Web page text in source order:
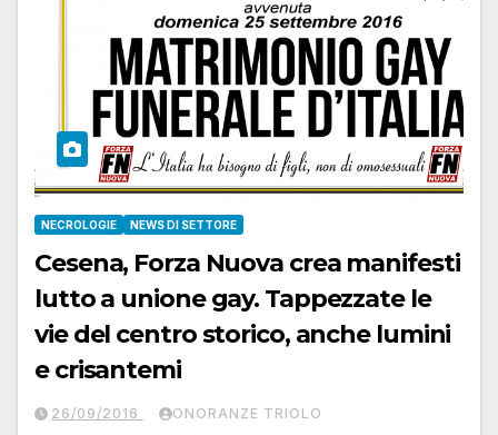
NECROLOGIE NEWS DI SETTORE
Cesena, Forza Nuova crea manifesti
lutto a unione gay. Tappezzate le
vie del centro storico, anche lumini
e crisantemi
26/09/2016 ONORANZE TRIOLO